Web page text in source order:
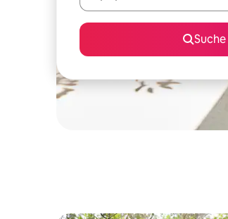
Suche